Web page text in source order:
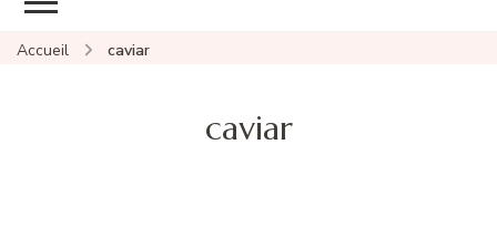
Accueil caviar
caviar